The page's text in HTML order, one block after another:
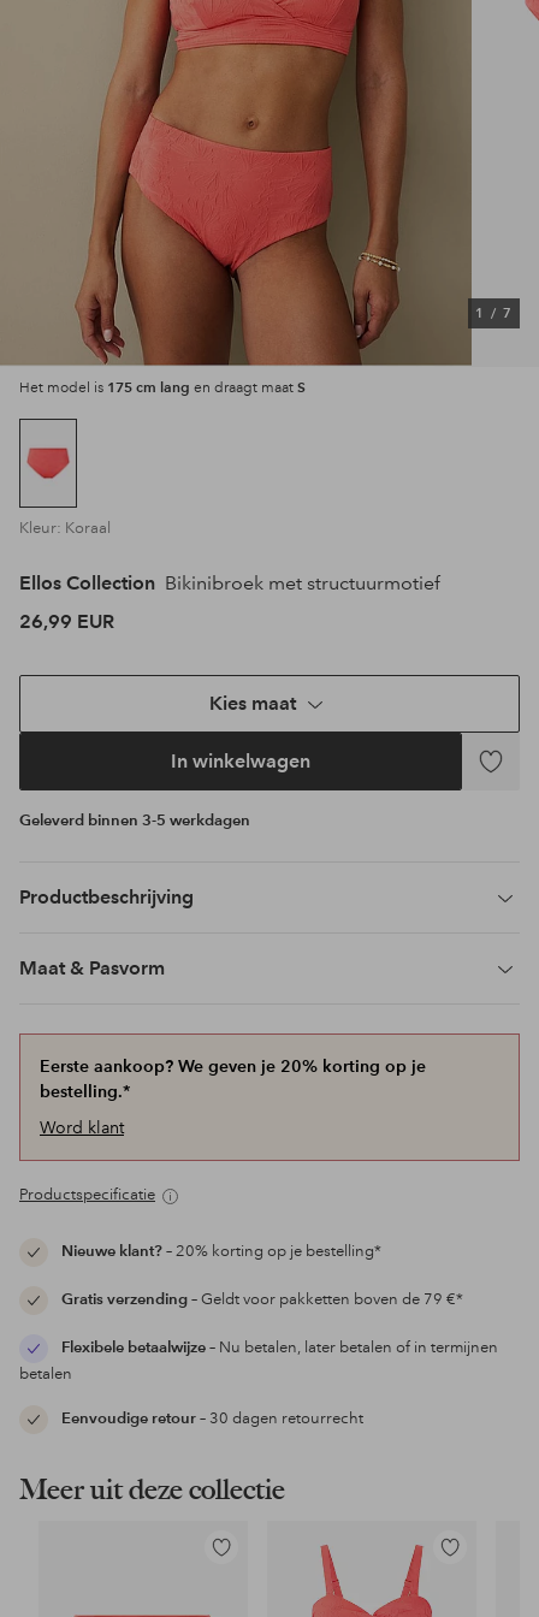
1 / 7
Het model is 175 cm lang en draagt maat S
Kleur: Koraal
Ellos Collection Bikinibroek met structuurmotief
26,99 EUR
Kies maat
In winkelwagen
Geleverd binnen 3-5 werkdagen
Productbeschrijving
Maat & Pasvorm
Eerste aankoop? We geven je 20% korting op je
bestelling.*
Word klant
Productspecificatie
Nieuwe klant?– 20% korting op je bestelling*
Gratis verzending– Geldt voor pakketten boven de 79 €*
Flexibele betaalwijze– Nu betalen, later betalen of in termijnen
betalen
Eenvoudige retour– 30 dagen retourrecht
Meer uit deze collectie
Toevoegen
Toevoegen